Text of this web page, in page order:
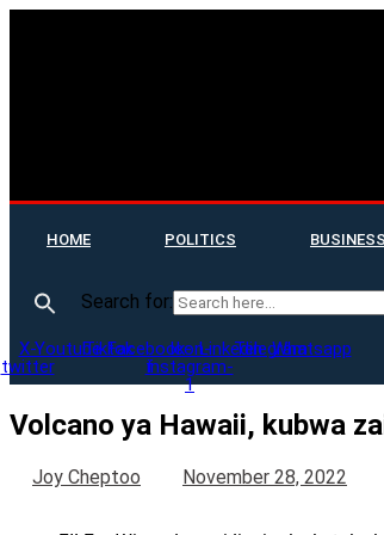
HOME POLITICS
Search for:
X-
twitter
YoutubeTiktokFacebook-
f
Icon-
instagram-
1
LinkedinTelegramWhatsapp
Volcano ya Hawaii, kubwa
Joy Cheptoo November 28, 2022